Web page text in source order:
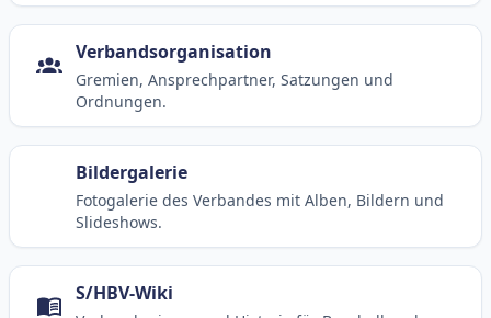
Verbandsorganisation
Gremien, Ansprechpartner, Satzungen und
Ordnungen.
Bildergalerie
Fotogalerie des Verbandes mit Alben, Bildern und
Slideshows.
S/HBV-Wiki